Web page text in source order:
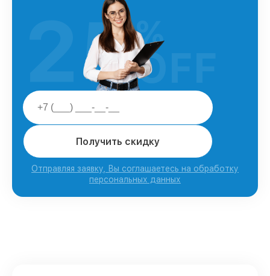
Получить скидку
Отправляя заявку, Вы соглашаетесь на обработку
персональных данных
25%
OFF